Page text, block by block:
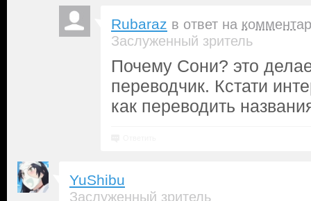
Rubaraz в ответ на
Заслуженный зритель
Почему Сони? это
переводчик. Кстати
как переводить
YuShibu
Заслуженный зритель